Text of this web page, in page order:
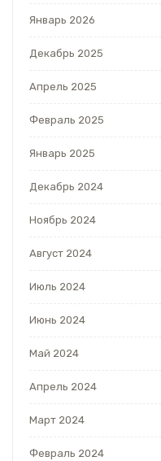
Январь 2026
Декабрь 2025
Апрель 2025
Февраль 2025
Январь 2025
Декабрь 2024
Ноябрь 2024
Август 2024
Июль 2024
Июнь 2024
Май 2024
Апрель 2024
Март 2024
Февраль 2024